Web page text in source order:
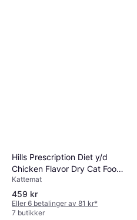
Hills Prescription Diet y/d
Chicken Flavor Dry Cat Food
3kg
Kattemat
459 kr
Eller 6 betalinger av 81 kr*
7 butikker